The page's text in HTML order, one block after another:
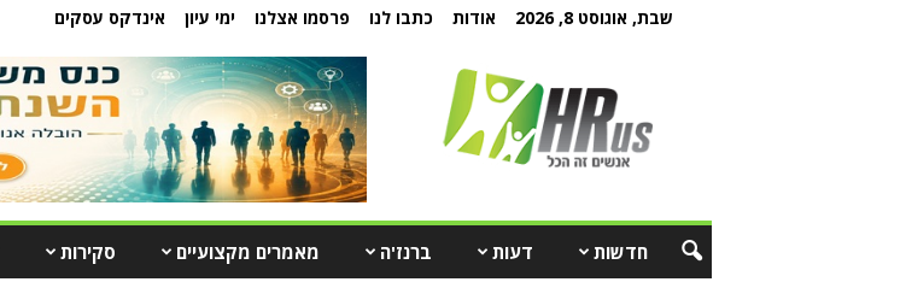
שבת, אוגוסט 8, 2026 אודות כתבו לנו פרסמו אצלנו ימי עיון אינדקס עסקים
חדשות דעות ברנז'ה מאמרים מקצועיים סקירות